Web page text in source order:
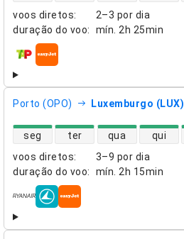
voos diretos:
2–3 por dia
duração do voo: mín. 2h 25min
companhias aéreas
Porto (OPO) Luxemburgo (LUX)
voos diretos:
3–9 por dia
duração do voo: mín. 2h 15min
disponibilidade de voos diretos
seg ter qua qui
companhias aéreas